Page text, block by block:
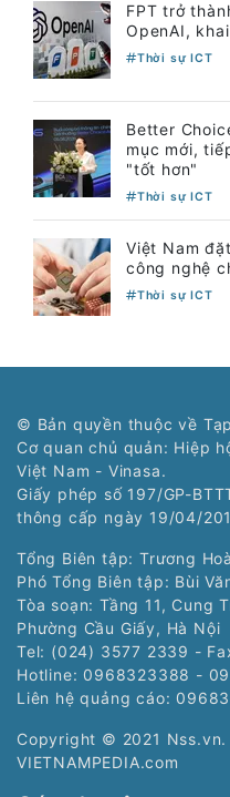
FPT trở
OpenAI,
Thời sự ICT
Better
mục mới,
"tốt hơn"
Thời sự ICT
Việt Nam
công nghệ
Thời sự ICT
© Bản quyền thuộc về
Cơ quan chủ quản: Hiệp
Việt Nam - Vinasa.
Giấy phép số 197/GP-
thông cấp ngày 19/04/
Tổng Biên tập: Trương
Phó Tổng Biên tập: Bùi
Tòa soạn: Tầng 11, Cung
Phường Cầu Giấy, Hà Nội
Tel: (024) 3577 2339 -
Hotline: 0968323388 -
Liên hệ quảng cáo:
Copyright © 2021
VIETNAMPEDIA.com